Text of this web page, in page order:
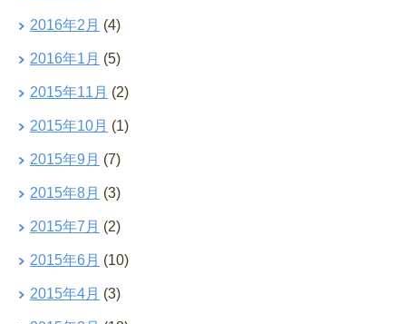
2016年2月 (4)
2016年1月 (5)
2015年11月 (2)
2015年10月 (1)
2015年9月 (7)
2015年8月 (3)
2015年7月 (2)
2015年6月 (10)
2015年4月 (3)